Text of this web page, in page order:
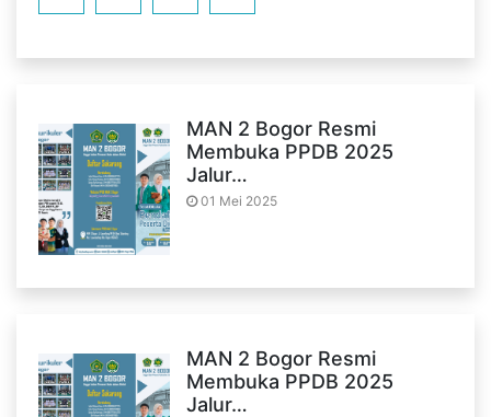
MAN 2 Bogor Resmi
Membuka PPDB 2025
Jalur…
01 Mei 2025
MAN 2 Bogor Resmi
Membuka PPDB 2025
Jalur…